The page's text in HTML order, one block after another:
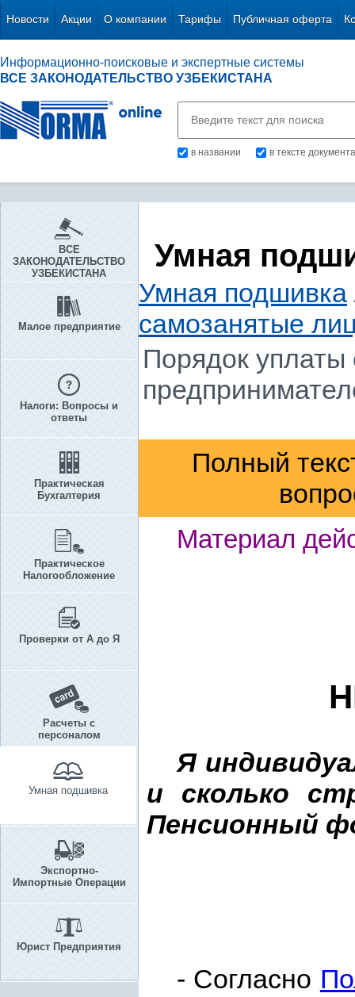
Новости Акции О компании Тарифы Публичная оферта
Информационно-поисковые и экспертные системы
ВСЕ ЗАКОНОДАТЕЛЬСТВО УЗБЕКИСТАНА
в названии в тексте документа
ВСЕ
ЗАКОНОДАТЕЛЬСТВО
УЗБЕКИСТАНА
Малое предприятие
Налоги: Вопросы и
ответы
Практическая
Бухгалтерия
Практическое
Налогообложение
Проверки от А до Я
Расчеты с
персоналом
Умная подшивка
Экспортно-
Импортные Операции
Юрист Предприятия
Умная
Умная подшивка
самозанятые
Порядок
Полный
Материал
Я
и сколько
Пенсионный
- Согласно